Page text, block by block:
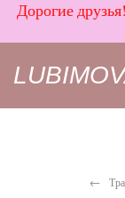
Дорогие